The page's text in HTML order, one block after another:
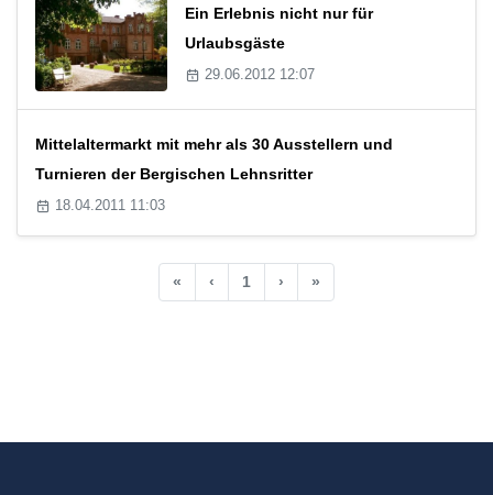
Ein Erlebnis nicht nur für
Urlaubsgäste
29.06.2012 12:07
Mittelaltermarkt mit mehr als 30 Ausstellern und
Turnieren der Bergischen Lehnsritter
18.04.2011 11:03
« ‹ 1 › »